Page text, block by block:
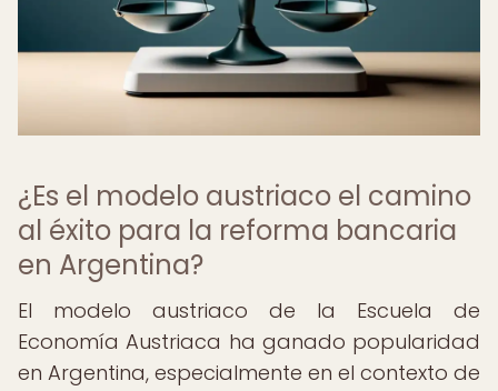
¿Es el modelo austriaco el camino
al éxito para la reforma bancaria
en Argentina?
El modelo austriaco de la Escuela de
Economía Austriaca ha ganado popularidad
en Argentina, especialmente en el contexto de